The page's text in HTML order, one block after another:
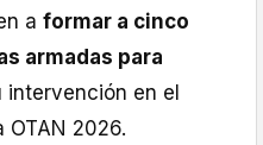
a formar a cinco
armadas para
en el
OTAN 2026.